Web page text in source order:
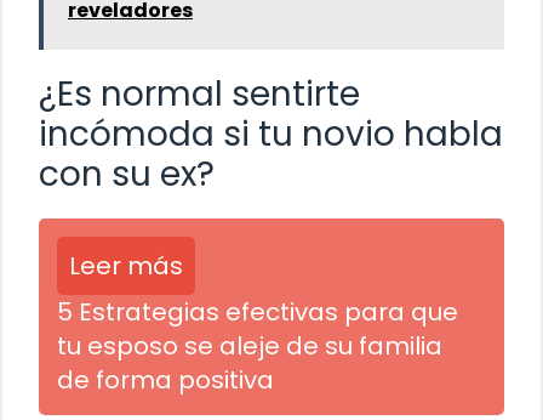
reveladores
¿Es normal sentirte
incómoda si tu novio habla
con su ex?
Leer más
5 Estrategias efectivas para que
tu esposo se aleje de su familia
de forma positiva